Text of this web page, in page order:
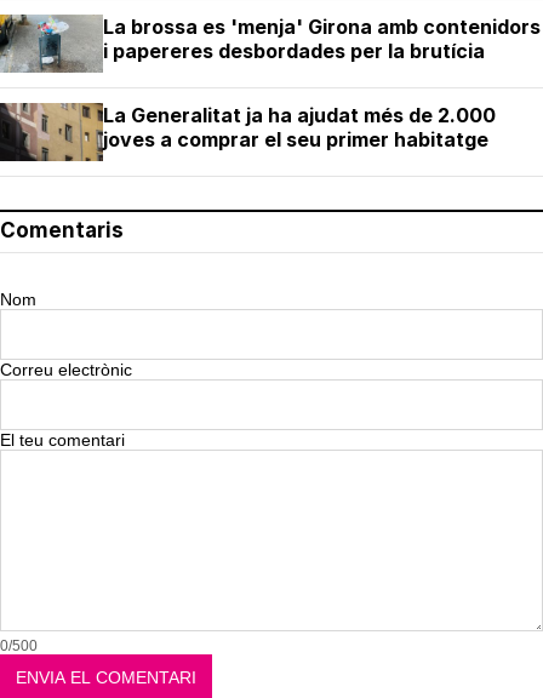
La brossa es 'menja' Girona amb contenidors
i papereres desbordades per la brutícia
La Generalitat ja ha ajudat més de 2.000
joves a comprar el seu primer habitatge
Comentaris
Nom
Correu electrònic
El teu comentari
0/500